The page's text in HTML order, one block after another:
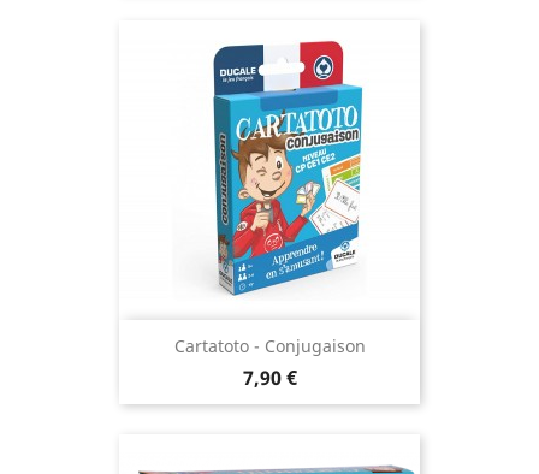
Cartatoto - Conjugaison
Prix
7,90 €